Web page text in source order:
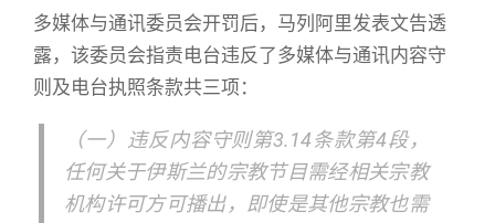
多媒体与通讯委员会开罚后，马列阿里发表文告透
露，该委员会指责电台违反了多媒体与通讯内容守
则及电台执照条款共三项：
（一）违反内容守则第3.14条款第4段，
任何关于伊斯兰的宗教节目需经相关宗教
机构许可方可播出，即使是其他宗教也需